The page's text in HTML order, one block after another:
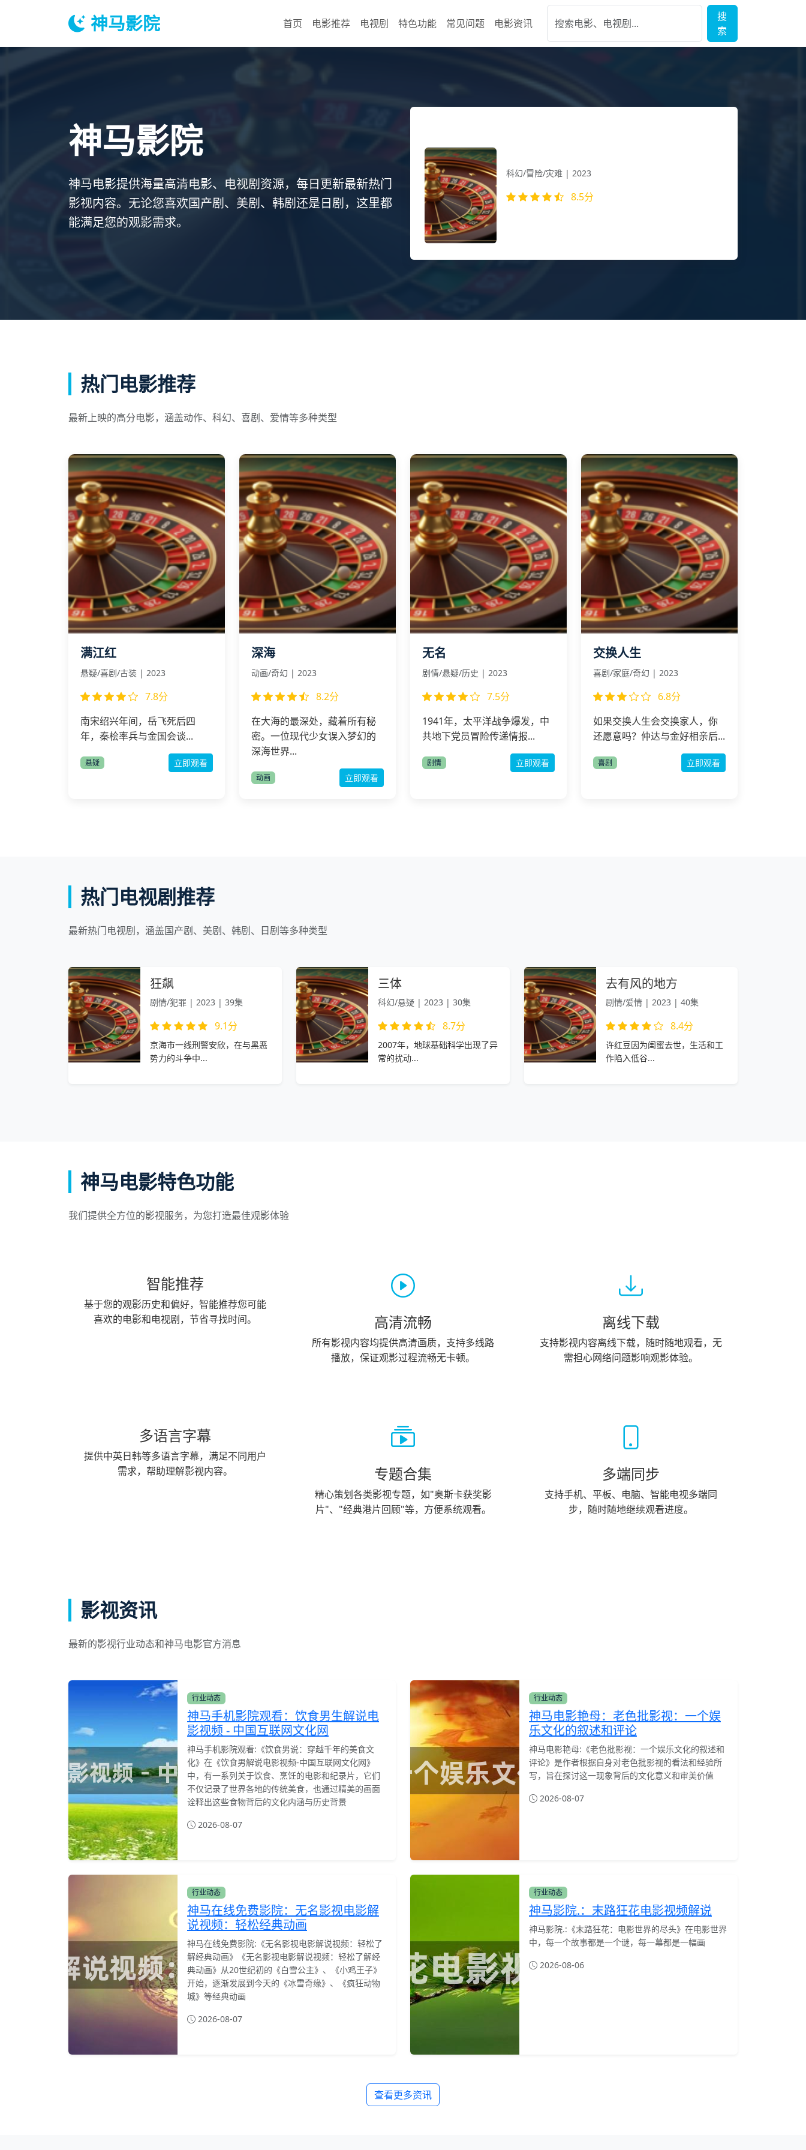
神马影院 首页 电影推荐 电视剧 特色功能 常见问题 电影资讯
搜
索
神马影院
神马电影提供海量高清电影、电视剧资源，每日更新最新热门
影视内容。无论您喜欢国产剧、美剧、韩剧还是日剧，这里都
能满足您的观影需求。
科幻/冒险/灾难 | 2023
8.5分
热门电影推荐
最新上映的高分电影，涵盖动作、科幻、喜剧、爱情等多种类型
满江红
悬疑/喜剧/古装 | 2023
7.8分
南宋绍兴年间，岳飞死后四
年，秦桧率兵与金国会谈...
悬疑 立即观看
深海
动画/奇幻 | 2023
8.2分
在大海的最深处，藏着所有秘
密。一位现代少女误入梦幻的
深海世界...
动画 立即观看
无名
剧情/悬疑/历史 | 2023
7.5分
1941年，太平洋战争爆发，中
共地下党员冒险传递情报...
剧情 立即观看
交换人生
喜剧/家庭/奇幻 | 2023
6.8分
如果交换人生会交换家人，你
还愿意吗？仲达与金好相亲后...
喜剧 立即观看
热门电视剧推荐
最新热门电视剧，涵盖国产剧、美剧、韩剧、日剧等多种类型
狂飙
剧情/犯罪 | 2023 | 39集
9.1分
京海市一线刑警安欣，在与黑恶
势力的斗争中...
三体
科幻/悬疑 | 2023 | 30集
8.7分
2007年，地球基础科学出现了异
常的扰动...
去有风的地方
剧情/爱情 | 2023 | 40集
8.4分
许红豆因为闺蜜去世，生活和工
作陷入低谷...
神马电影特色功能
我们提供全方位的影视服务，为您打造最佳观影体验
智能推荐
基于您的观影历史和偏好，智能推荐您可能
喜欢的电影和电视剧，节省寻找时间。
高清流畅
所有影视内容均提供高清画质，支持多线路
播放，保证观影过程流畅无卡顿。
离线下载
支持影视内容离线下载，随时随地观看，无
需担心网络问题影响观影体验。
多语言字幕
提供中英日韩等多语言字幕，满足不同用户
需求，帮助理解影视内容。
专题合集
精心策划各类影视专题，如"奥斯卡获奖影
片"、"经典港片回顾"等，方便系统观看。
多端同步
支持手机、平板、电脑、智能电视多端同
步，随时随地继续观看进度。
影视资讯
最新的影视行业动态和神马电影官方消息
行业动态
神马手机影院观看：饮食男生解说电
影视频 - 中国互联网文化网
神马手机影院观看:《饮食男说：穿越千年的美食文
化》在《饮食男解说电影视频-中国互联网文化网》
中，有一系列关于饮食、烹饪的电影和纪录片，它们
不仅记录了世界各地的传统美食，也通过精美的画面
诠释出这些食物背后的文化内涵与历史背景
2026-08-07
行业动态
神马电影艳母：老色批影视：一个娱
乐文化的叙述和评论
神马电影艳母:《老色批影视：一个娱乐文化的叙述和
评论》是作者根据自身对老色批影视的看法和经验所
写，旨在探讨这一现象背后的文化意义和审美价值
2026-08-07
行业动态
神马在线免费影院：无名影视电影解
说视频：轻松经典动画
神马在线免费影院:《无名影视电影解说视频：轻松了
解经典动画》《无名影视电影解说视频：轻松了解经
典动画》从20世纪初的《白雪公主》、《小鸡王子》
开始，逐渐发展到今天的《冰雪奇缘》、《疯狂动物
城》等经典动画
2026-08-07
行业动态
神马影院.：末路狂花电影视频解说
神马影院.:《末路狂花：电影世界的尽头》在电影世界
中，每一个故事都是一个谜，每一幕都是一幅画
2026-08-06
查看更多资讯